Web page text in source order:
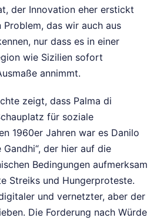
der Innovation eher erstickt
das wir auch aus
nur dass es in einer
wie Sizilien sofort
annimmt.
zeigt, dass Palma di
für soziale
1960er Jahren war es Danilo
der hier auf die
Bedingungen aufmerksam
Streiks und Hungerproteste.
und vernetzter, aber der
Die Forderung nach Würde